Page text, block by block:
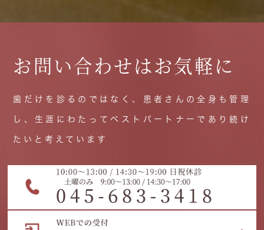
お問い合わせはお気軽に
歯だけを診るのではなく、患者さんの全身も管理
し、生涯にわたってベストパートナーであり続け
たいと考えています